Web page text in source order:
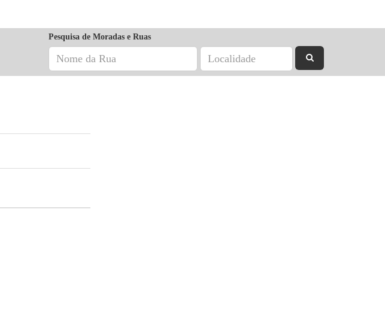
Pesquisa de Moradas e Ruas